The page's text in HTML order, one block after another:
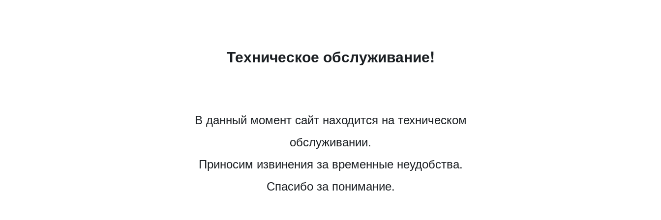
Техническое обслуживание!
В данный момент сайт находится на техническом
обслуживании.
Приносим извинения за временные неудобства.
Спасибо за понимание.